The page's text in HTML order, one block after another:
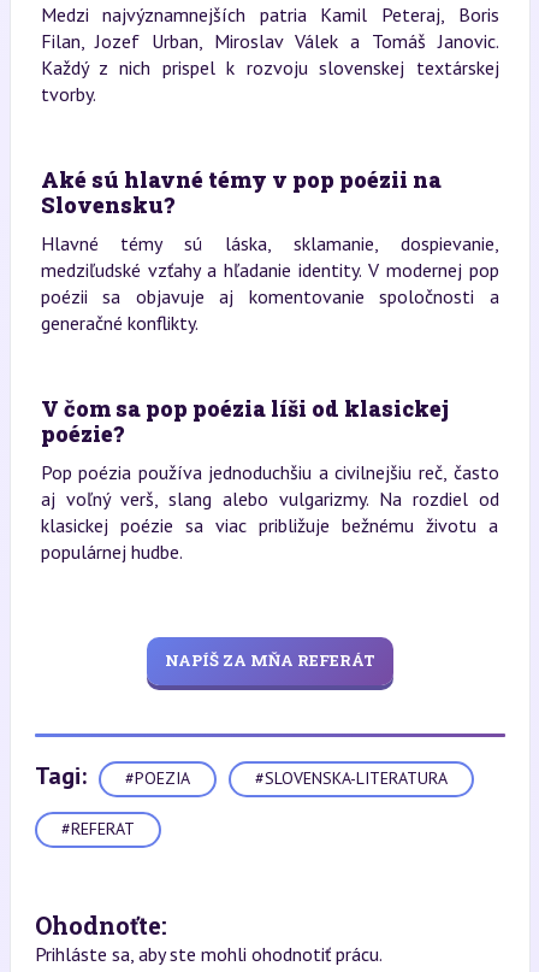
Medzi najvýznamnejších patria Kamil Peteraj, Boris
Filan, Jozef Urban, Miroslav Válek a Tomáš Janovic.
Každý z nich prispel k rozvoju slovenskej textárskej
tvorby.
Aké sú hlavné témy v pop poézii na
Slovensku?
Hlavné témy sú láska, sklamanie, dospievanie,
medziľudské vzťahy a hľadanie identity. V modernej pop
poézii sa objavuje aj komentovanie spoločnosti a
generačné konflikty.
V čom sa pop poézia líši od klasickej
poézie?
Pop poézia používa jednoduchšiu a civilnejšiu reč, často
aj voľný verš, slang alebo vulgarizmy. Na rozdiel od
klasickej poézie sa viac približuje bežnému životu a
populárnej hudbe.
NAPÍŠ ZA MŇA REFERÁT
Tagi: #POEZIA #SLOVENSKA-LITERATURA
#REFERAT
Ohodnoťte:
Prihláste sa, aby ste mohli ohodnotiť prácu.